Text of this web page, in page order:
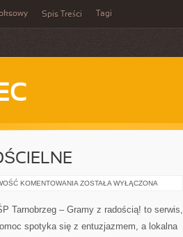
Spis Treści Tagi
KOMENTOWANIA FUNDACJE
KOŚCIELNE
ZOSTAŁA WYŁĄCZONA
Tarnobrzeg – Gramy z radością! to serwis,
spotyka się z entuzjazmem, a lokalna